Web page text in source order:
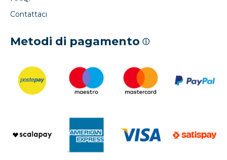
Contattaci
Metodi di pagamento ⓘ